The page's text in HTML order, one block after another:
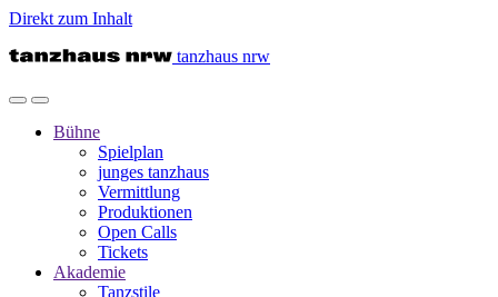
Direkt zum Inhalt
tanzhaus nrw
Bühne
Spielplan
junges tanzhaus
Vermittlung
Produktionen
Open Calls
Tickets
Akademie
Tanzstile